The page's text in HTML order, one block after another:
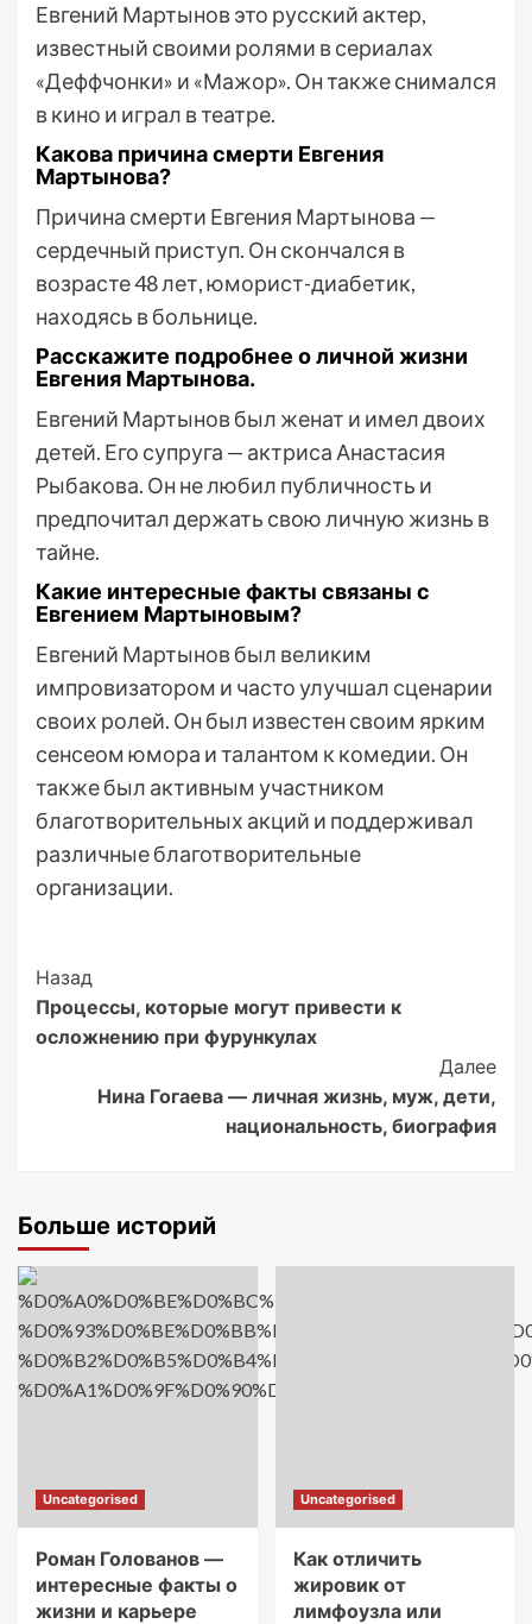
Евгений Мартынов это русский актер,
известный своими ролями в сериалах
«Деффчонки» и «Мажор». Он также снимался
в кино и играл в театре.
Какова причина смерти Евгения
Мартынова?
Причина смерти Евгения Мартынова —
сердечный приступ. Он скончался в
возрасте 48 лет, юморист-диабетик,
находясь в больнице.
Расскажите подробнее о личной жизни
Евгения Мартынова.
Евгений Мартынов был женат и имел двоих
детей. Его супруга — актриса Анастасия
Рыбакова. Он не любил публичность и
предпочитал держать свою личную жизнь в
тайне.
Какие интересные факты связаны с
Евгением Мартыновым?
Евгений Мартынов был великим
импровизатором и часто улучшал сценарии
своих ролей. Он был известен своим ярким
сенсеом юмора и талантом к комедии. Он
также был активным участником
благотворительных акций и поддерживал
различные благотворительные
организации.
Post
Navigation
Назад
Процессы, которые могут привести к
осложнению при фурункулах
Далее
Нина Гогаева — личная жизнь, муж, дети,
национальность, биография
Больше историй
Uncategorised
Роман Голованов —
интересные факты о
жизни и карьере
Uncategorised
Как отличить
жировик от
лимфоузла или